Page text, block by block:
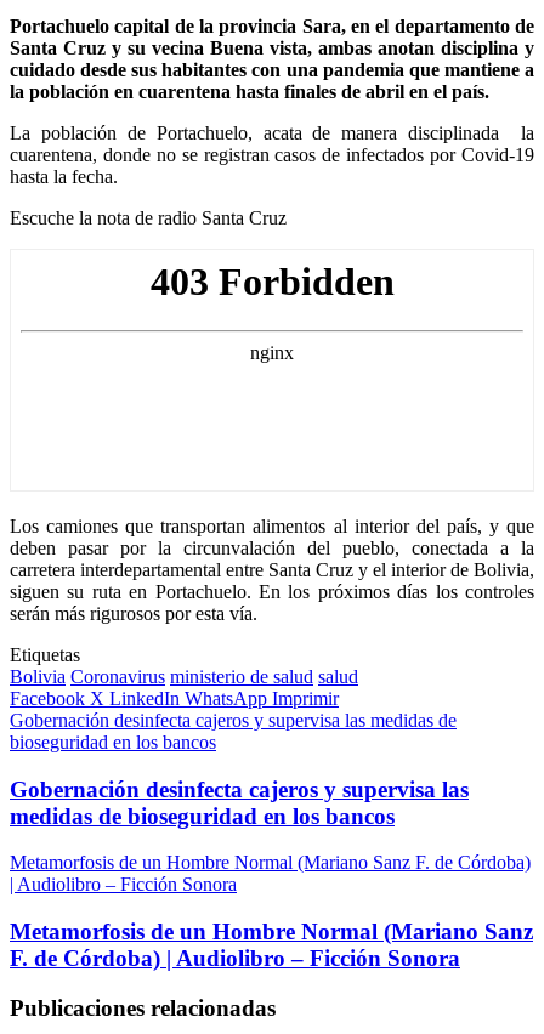
Portachuelo capital de la provincia Sara, en el departamento de
Santa Cruz y su vecina Buena vista, ambas anotan disciplina y
cuidado desde sus habitantes con una pandemia que mantiene a
la población en cuarentena hasta finales de abril en el país.
La población de Portachuelo, acata de manera disciplinada la
cuarentena, donde no se registran casos de infectados por Covid-19
hasta la fecha.
Escuche la nota de radio Santa Cruz
Los camiones que transportan alimentos al interior del país, y que
deben pasar por la circunvalación del pueblo, conectada a la
carretera interdepartamental entre Santa Cruz y el interior de Bolivia,
siguen su ruta en Portachuelo. En los próximos días los controles
serán más rigurosos por esta vía.
Etiquetas
Bolivia Coronavirus ministerio de salud salud
Facebook X LinkedIn WhatsApp Imprimir
Gobernación desinfecta cajeros y supervisa las medidas de
bioseguridad en los bancos
Gobernación desinfecta cajeros y supervisa las
medidas de bioseguridad en los bancos
Metamorfosis de un Hombre Normal (Mariano Sanz F. de Córdoba)
| Audiolibro – Ficción Sonora
Metamorfosis de un Hombre Normal (Mariano Sanz
F. de Córdoba) | Audiolibro – Ficción Sonora
Publicaciones relacionadas